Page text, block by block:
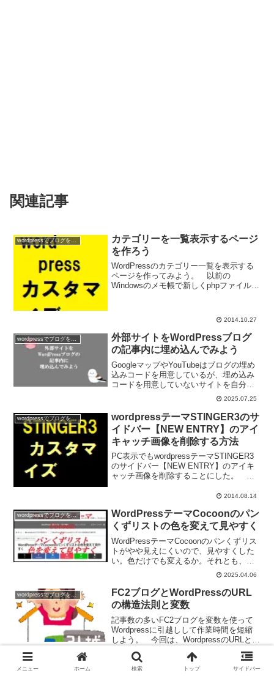
関連記事
カテゴリーを一覧表示するページ
を作ろう
WordPressのカテゴリー一覧を表示する
ページを作ってみよう。 以前の
Windowsのメモ帳で新しくphpファイルを
2014.10.27
wordpressでブログを作ろう
外部サイトをWordPressブログ
の記事内に埋め込んでみよう
GoogleマップやYouTubeはブログの埋め
込みコードを用意しているが、埋め込み
コードを用意していないサイトを自分の
ブログやHPに埋め込むことってできるん
だろうか？ 「iframe」というHTMLタグ
を使って、外部サイトを投稿記事の中
に...
2025.07.25
wordpressテーマSTINGER3のサ
イドバー【NEW ENTRY】のアイ
キャッチ画像を削除する方法
PC表示でもwordpressテーマSTINGER3
のサイドバー【NEW ENTRY】のアイキ
ャッチ画像を削除することにした。 こ
TOPページ・アーカイブの記事の部分と
キ...
2014.08.14
wordpressでブログを作ろう
WordPressテーマCocoonのパン
くずリストの色を変えて見やすく
WordPressテーマCocoonのパンくずリス
トがやや見えにくいので、見やすくした
い。色だけでも変えるか。それとも、背
景色を入れて、白抜きが良いかな。
WordPresならスタイルシートを追加して
簡単に変えることができる。早速やって
みよう。
2025.04.06
FC2ブログとWordPressのURL
の構造法則と変数
記事数の多いFC2ブログを変数を使って
Wordpressに引越しして作業時間を短縮
しよう。 今回は、WordpressのURLと
ご紹介する。 URLの法則性がわかると
「旧ブログの訪問者を新ブログへ自動...
2015.01.18
ウィジェットを使って外部サイト
メニュー ホーム 検索 トップ サイドバー